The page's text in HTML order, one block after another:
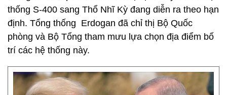
thống S-400 sang Thổ Nhĩ Kỳ đang diễn ra theo hạn
định. Tổng thống Erdogan đã chỉ thị Bộ Quốc
phòng và Bộ Tổng tham mưu lựa chọn địa điểm bố
trí các hệ thống này.